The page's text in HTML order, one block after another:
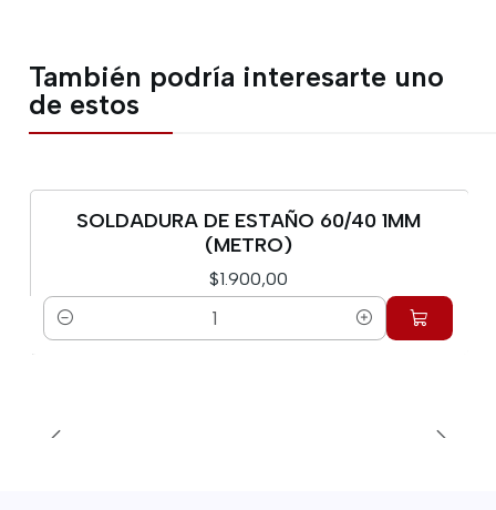
También podría interesarte uno
de estos
SOLDADURA DE ESTAÑO 60/40 1MM
(METRO)
$1.900,00
Cantidad